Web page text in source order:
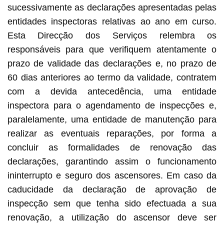
sucessivamente as declarações apresentadas pelas
entidades inspectoras relativas ao ano em curso.
Esta Direcção dos Serviços relembra os
responsáveis para que verifiquem atentamente o
prazo de validade das declarações e, no prazo de
60 dias anteriores ao termo da validade, contratem
com a devida antecedência, uma entidade
inspectora para o agendamento de inspecções e,
paralelamente, uma entidade de manutenção para
realizar as eventuais reparações, por forma a
concluir as formalidades de renovação das
declarações, garantindo assim o funcionamento
ininterrupto e seguro dos ascensores. Em caso da
caducidade da declaração de aprovação de
inspecção sem que tenha sido efectuada a sua
renovação, a utilização do ascensor deve ser